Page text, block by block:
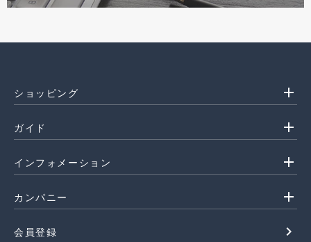
ショッピング add
ガイド add
インフォメーション add
カンパニー add
会員登録 navigate_next